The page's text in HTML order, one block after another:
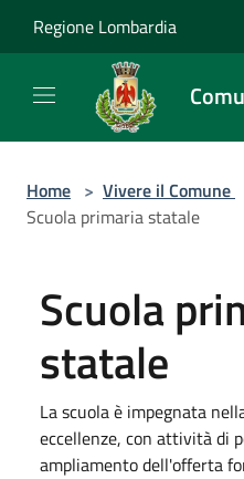
Regione Lombardia
Home > Vivere il Comune
Scuola primaria statale
Scuola
statale
La scuola è impegnata
eccellenze, con attività di
ampliamento dell'offerta